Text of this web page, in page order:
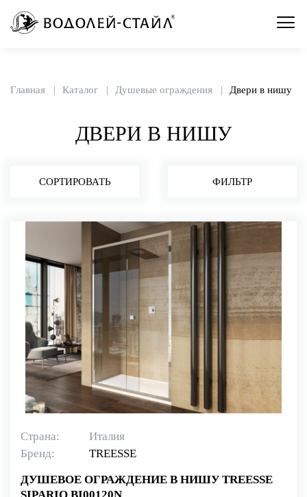
Главная Каталог Душевые ограждения Двери в нишу
ДВЕРИ В НИШУ
СОРТИРОВАТЬ ФИЛЬТР
Страна:
Италия
Бренд:
TREESSE
ДУШЕВОЕ ОГРАЖДЕНИЕ В НИШУ TREESSE